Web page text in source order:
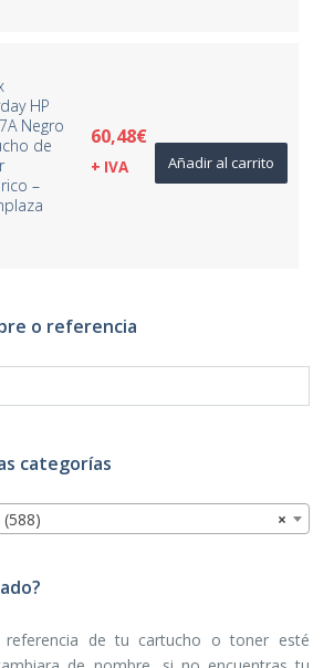
HP
Negro
de
–
60,48€
+ IVA Añadir al carrito
o referencia
categorías
×
referencia de tu cartucho o toner esté